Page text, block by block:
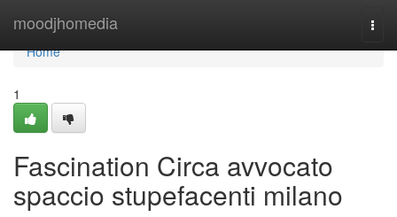
moodjhomedia
Home
Home
1
Fascination Circa avvocato
spaccio stupefacenti milano